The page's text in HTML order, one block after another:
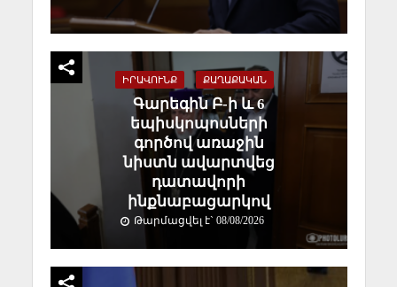
ԻՐԱՎՈՒՆՔ ՔԱՂԱՔԱԿԱՆ
Գարեգին Բ-ի և 6
եպիսկոպոսների
գործով առաջին
նիստն ավարտվեց
դատավորի
ինքնաբացարկով
Թարմացվել է` 08/08/2026